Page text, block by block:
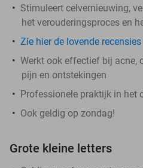
Stimuleert celvernieuwing,
het verouderingsproces en
Zie hier de lovende recensies
Werkt ook effectief bij acne,
pijn en ontstekingen
Professionele praktijk in het
Ook geldig op zondag!
Grote kleine letters